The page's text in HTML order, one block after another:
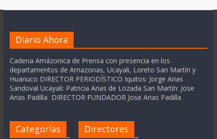
Diario Ahora
Cadena Amázonica de Prensa con presencia en los
departamentos de Amazonas, Ucayali, Loreto San Martín y
Huanuco DIRECTOR PERIODÍSTICO Iquitos: Jorge Arias
Sandoval Ucayali: Patricia Arias de Lozada San Martín: Jose
Arias Padilla DIRECTOR FUNDADOR Jose Arias Padilla
Categorías Directores